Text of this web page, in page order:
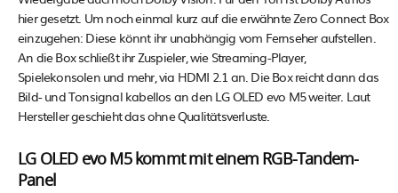
hier gesetzt. Um noch einmal kurz auf die erwähnte Zero Connect Box
einzugehen: Diese könnt ihr unabhängig vom Fernseher aufstellen.
An die Box schließt ihr Zuspieler, wie Streaming-Player,
Spielekonsolen und mehr, via HDMI 2.1 an. Die Box reicht dann das
Bild- und Tonsignal kabellos an den LG OLED evo M5 weiter. Laut
Hersteller geschieht das ohne Qualitätsverluste.
LG OLED evo M5 kommt mit einem RGB-Tandem-
Panel